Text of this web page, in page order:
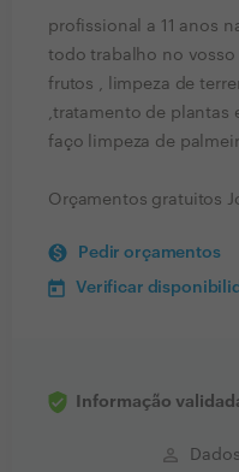
profissional a 11 anos
todo trabalho no vosso
frutos , limpeza de
,tratamento de plantas
faço limpeza de
Orçamentos gratuitos
Pedir orçamentos
Verificar
Informação
perm_identity